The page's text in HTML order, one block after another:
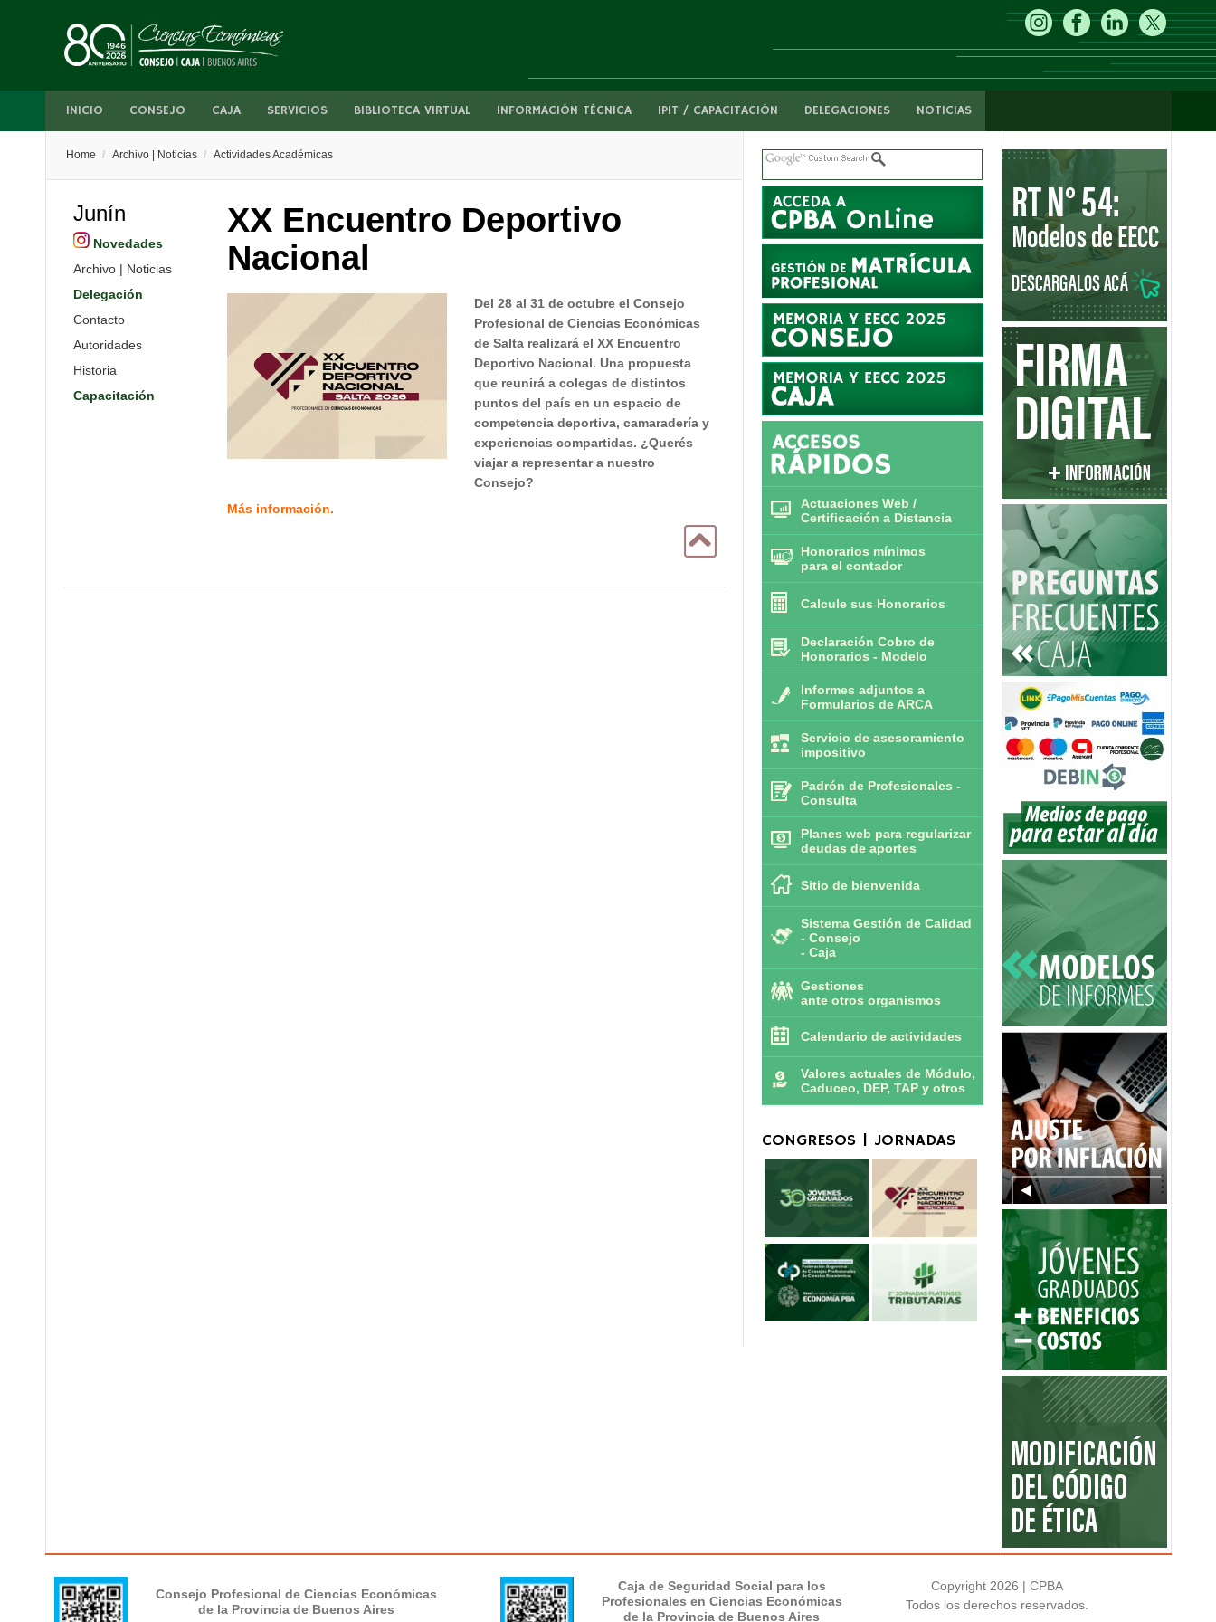
INICIO CONSEJO CAJA SERVICIOS BIBLIOTECA VIRTUAL INFORMACIÓN TÉCNICA IPIT / CAPACITACIÓN DELEGACIONES NOTICIAS
Home / Archivo | Noticias / Actividades Académicas
Junín
Novedades
Archivo | Noticias
Delegación
Contacto
Autoridades
Historia
Capacitación
XX Encuentro Deportivo
Nacional
Del 28 al 31 de octubre el Consejo
Profesional de Ciencias Económicas
de Salta realizará el XX Encuentro
Deportivo Nacional. Una propuesta
que reunirá a colegas de distintos
puntos del país en un espacio de
competencia deportiva, camaradería y
experiencias compartidas. ¿Querés
viajar a representar a nuestro
Consejo?
Más información.
Actuaciones Web /
Certificación a Distancia
Honorarios mínimos
para el contador
Calcule sus Honorarios
Declaración Cobro de
Honorarios - Modelo
Informes adjuntos a
Formularios de ARCA
Servicio de asesoramiento
impositivo
Padrón de Profesionales -
Consulta
Planes web para regularizar
deudas de aportes
Sitio de bienvenida
Sistema Gestión de Calidad
- Consejo
- Caja
Gestiones
ante otros organismos
Calendario de actividades
Valores actuales de Módulo,
Caduceo, DEP, TAP y otros
CONGRESOS | JORNADAS
Consejo Profesional de Ciencias Económicas
de la Provincia de Buenos Aires
Caja de Seguridad Social para los
Profesionales en Ciencias Económicas
de la Provincia de Buenos Aires
Copyright 2026 | CPBA
Todos los derechos reservados.